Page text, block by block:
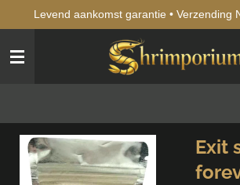
naar
hoofdinhoud
Levend aankomst garantie • Verzending
Exit